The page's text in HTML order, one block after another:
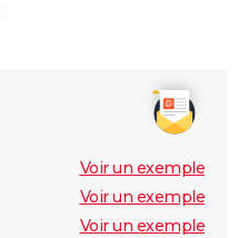
Voir un exemple
Voir un exemple
Voir un exemple